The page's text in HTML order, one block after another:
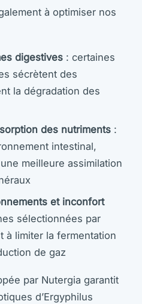
à optimiser nos
digestives : certaines
sécrètent des
la dégradation des
des nutriments :
intestinal,
meilleure assimilation
et inconfort
sélectionnées par
à limiter la fermentation
de gaz
par Nutergia garantit
d’Ergyphilus